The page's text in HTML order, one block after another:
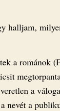
halljam,
a románok
a
nevét a